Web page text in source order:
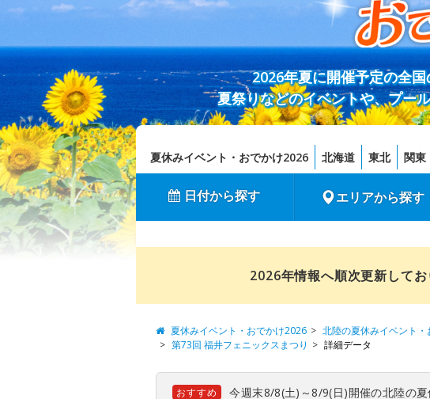
2026年夏に開催予定の全
夏祭りなどのイベントや、プー
夏休みイベント・おでかけ2026 北海道 東北 関東
日付から探す エリアから探す
2026年情報へ順次更新して
夏休みイベント・おでかけ2026 北陸の夏休みイベント・
第73回 福井フェニックスまつり
詳細データ
おすすめ 今週末8/8(土)～8/9(日)開催の北陸の